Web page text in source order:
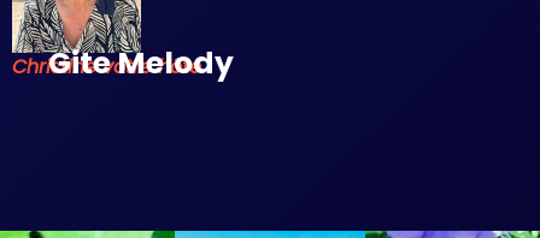
Christine votre hôte
Gite Melody